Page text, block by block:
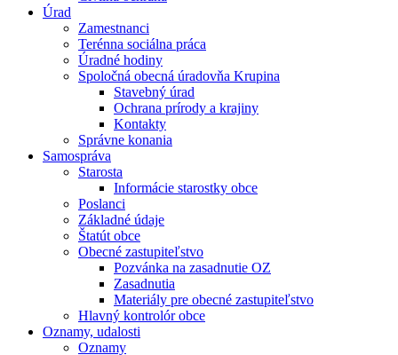
Úrad
Zamestnanci
Terénna sociálna práca
Úradné hodiny
Spoločná obecná úradovňa Krupina
Stavebný úrad
Ochrana prírody a krajiny
Kontakty
Správne konania
Samospráva
Starosta
Informácie starostky obce
Poslanci
Základné údaje
Štatút obce
Obecné zastupiteľstvo
Pozvánka na zasadnutie OZ
Zasadnutia
Materiály pre obecné zastupiteľstvo
Hlavný kontrolór obce
Oznamy, udalosti
Oznamy